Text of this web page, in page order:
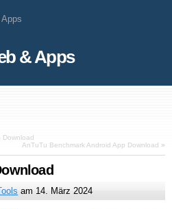
& Apps
Download
AnTuTu Benchmark Android App Download »
am 14. März 2024